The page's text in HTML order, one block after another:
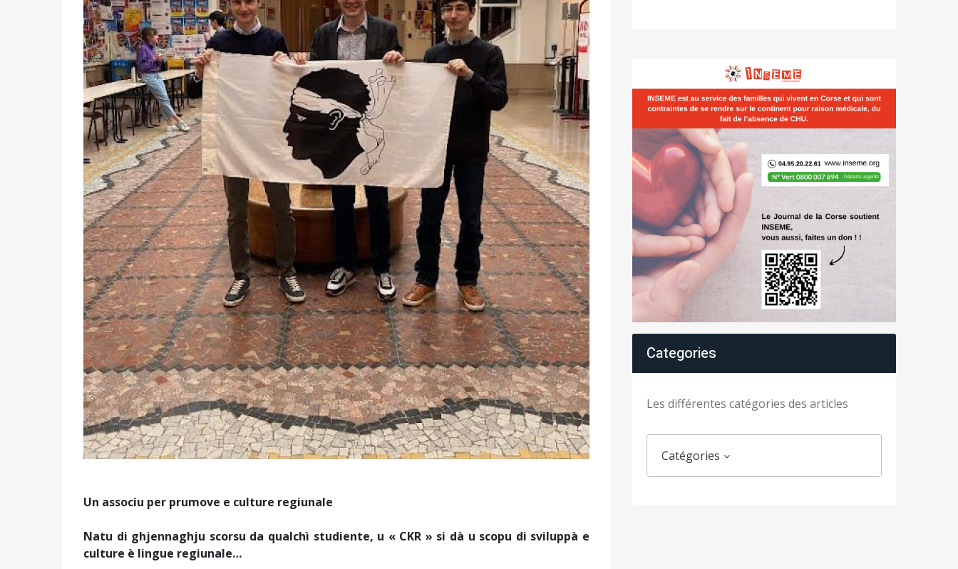
Un associu per prumove e culture regiunale
Natu di ghjennaghju scorsu da qualchì studiente, u « CKR » si dà u scopu di sviluppà e
culture è lingue regiunale…
Categories
Les différentes catégories des articles
Catégories